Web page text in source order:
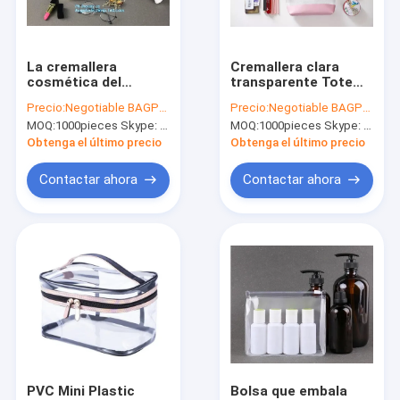
Viaje de la fábrica
Pida una cita
Las bolsas biodegradables
Bolsas de cerámicas biodegradables
Bolsas de aseo biodegradables
Bolsas de correo biodegradables
La cremallera
cosmética del
de EVA empaqueta al
organizador
impermeable Toiletry
aérea
Precio:Negotiable BAGPLASTICS@YAHOO.COM
MOQ:1000pieces Skype: mydearneil
Obtenga el último precio
Contactar ahora
Cremallera clara
transparente Tote
vinilo cosmético del
bolso del maquillaje
de la playa
Precio:Negotiable BAGPLASTICS@YAHOO.COM
MOQ:1000pieces Skype: mydearneil
Obtenga el último precio
Contactar ahora
PVC Mini Plastic
Bolsa que embala